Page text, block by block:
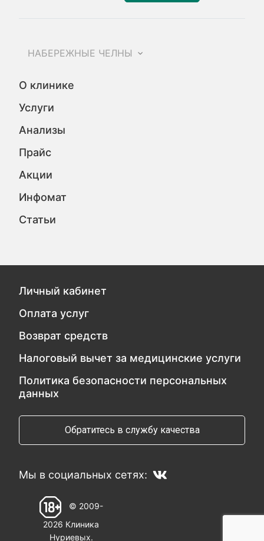
НАБЕРЕЖНЫЕ ЧЕЛНЫ
О клинике
Услуги
Анализы
Прайс
Акции
Инфомат
Статьи
Личный кабинет
Оплата услуг
Возврат средств
Налоговый вычет за медицинские услуги
Политика безопасности персональных
данных
Обратитесь в службу качества
Мы в социальных сетях:
© 2009-
2026 Клиника
Нуриевых.